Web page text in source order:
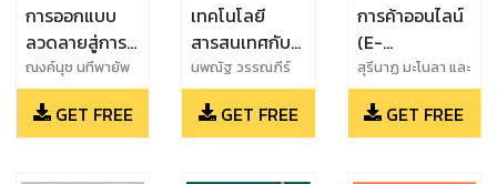
การออกแบบ
ลวดลายสู่การ
สร้างสรรค์เชิง
พาณิชย์
ณงค์นุช นทีพายัพ
ทิศ
GET FREE
เทคโนโลยี
สารสนเทศกับ
การทำนุบำรุง
ศิลปวัฒนธรรม
นพณัฐ วรรณภีร์
GET FREE
การค้าออนไลน์
(E-
Commerce)
สำหรับชุมชน
สุรีนาฏ มะโนลา และ
วาสนา ดวงคำ และ
พรพิพัฒน์ ทอง
ปรอน
GET FREE